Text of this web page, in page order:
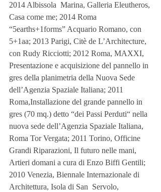
2014 Albissola  Marina, Galleria Eleutheros,
Casa come me; 2014 Roma
“5earths+1forms” Acquario Romano, con
5+1aa; 2013 Parigi, Citè de L’Architecture,
con Rudy Ricciotti; 2012 Roma, MAXXI,
Presentazione e acquisizione del pannello in
gres della planimetria della Nuova Sede
dell’Agenzia Spaziale Italiana; 2011
Roma,Installazione del grande pannello in
gres (70 mq.) detto “dei Passi Perduti“ nella
nuova sede dell’Agenzia Spaziale Italiana,
Roma Tor Vergata; 2011 Torino, Officine
Grandi Riparazioni, Il futuro nelle mani,
Artieri domani a cura di Enzo Biffi Gentili;
2010 Venezia, Biennale Internazionale di
Architettura, Isola di San  Servolo,